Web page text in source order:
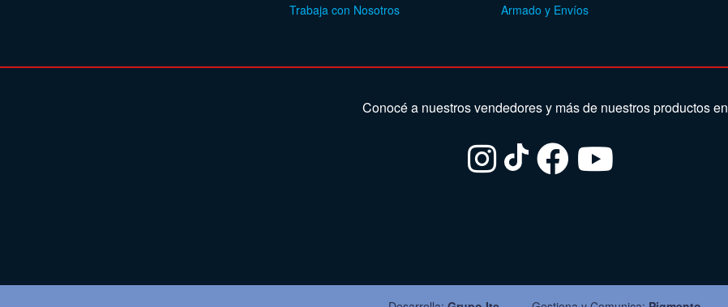
Trabaja con Nosotros
Armado y Envíos
Conocé a nuestros vendedores y más de nuestros productos en